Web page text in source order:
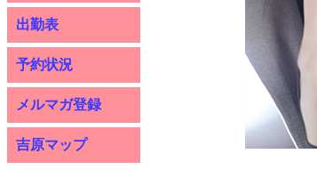
出勤表
予約状況
メルマガ登録
吉原マップ